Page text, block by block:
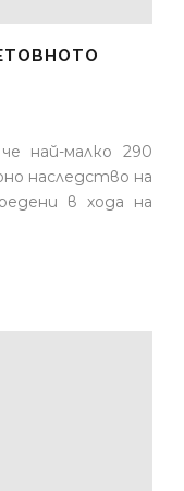
най-малко 290
наследство на
в хода на